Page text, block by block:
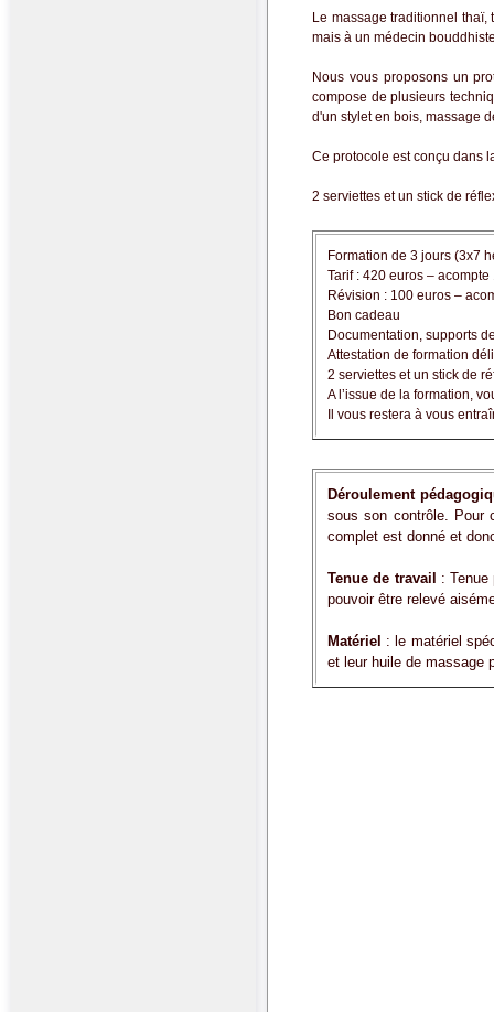
Le massage traditionnel
mais à un médecin
Nous vous proposons un
compose de plusieurs
d'un stylet en bois, massage
Ce protocole est conçu dans
2 serviettes et un stick de
Formation de 3 jours (3x7
Tarif : 420 euros –
Révision : 100 euros –
Bon cadeau
Documentation, supports
Attestation de formation
2 serviettes et un stick de
A l’issue de la formation,
Il vous restera à vous
Déroulement
sous son contrôle. Pour
complet est donné et
Tenue de travail :
pouvoir être relevé
Matériel : le matériel
et leur huile de massage